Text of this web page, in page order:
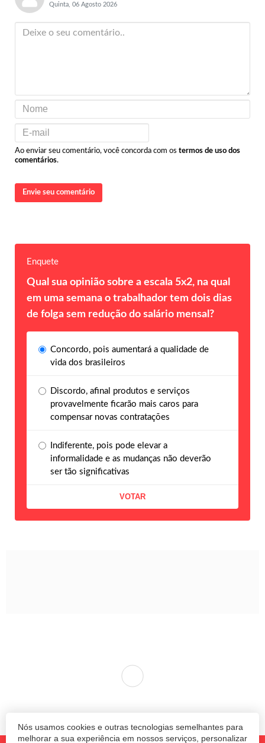
Nós usamos cookies e outras tecnologias semelhantes para
melhorar a sua experiência em nossos serviços, personalizar
Quinta, 06 Agosto 2026
Ao enviar seu comentário, você concorda com os termos de uso dos
comentários.
Envie seu comentário
Enquete
Qual sua opinião sobre a escala 5x2, na qual
em uma semana o trabalhador tem dois dias
de folga sem redução do salário mensal?
Concordo, pois aumentará a qualidade de
vida dos brasileiros
Discordo, afinal produtos e serviços
provavelmente ficarão mais caros para
compensar novas contratações
Indiferente, pois pode elevar a
informalidade e as mudanças não deverão
ser tão significativas